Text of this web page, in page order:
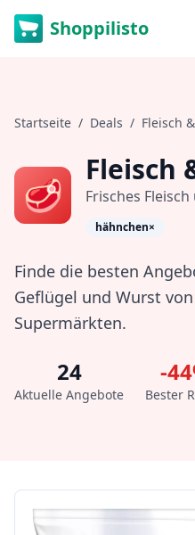
Shoppilisto
Startseite / Deals / Fleisch
🥩
Fleisch
Frisches
hähnchen×
Finde die besten
Geflügel und Wurst
Supermärkten.
24
Aktuelle Angebote
-44
Bester